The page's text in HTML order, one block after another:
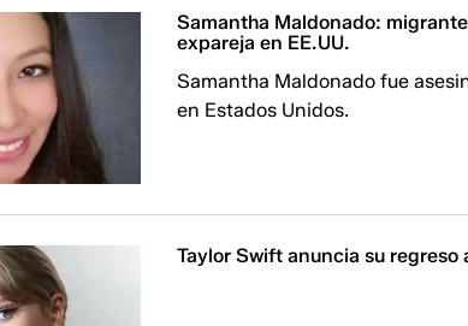
Samantha Maldonado:
expareja en EE.UU.
Samantha Maldonado fue
en Estados Unidos.
Taylor Swift anuncia su regreso